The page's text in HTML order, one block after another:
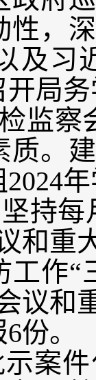
性，
及习
局
监察
质。
持
和重
工作
议和
份。
案